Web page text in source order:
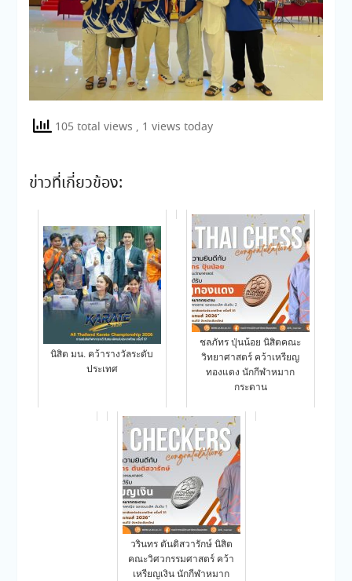
105 total views , 1 views today
ข่าวที่เกี่ยวข้อง:
นิสิต มน. คว้ารางวัลระดับ
ประเทศ
ชลภัทร ปุ่นน้อย นิสิตคณะ
วิทยาศาสตร์ คว้าเหรียญ
ทองแดง นักกีฬาหมาก
กระดาน
วรินทร ตันติสวารักษ์ นิสิต
คณะวิศวกรรมศาสตร์ คว้า
เหรียญเงิน นักกีฬาหมาก